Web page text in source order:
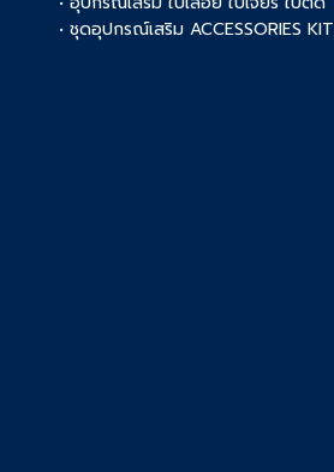
• ชุดอุปกรณ์เสริม ACCESSORIES KIT